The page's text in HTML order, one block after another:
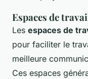
Espaces de
Les espaces de
pour faciliter le
meilleure
Ces espaces